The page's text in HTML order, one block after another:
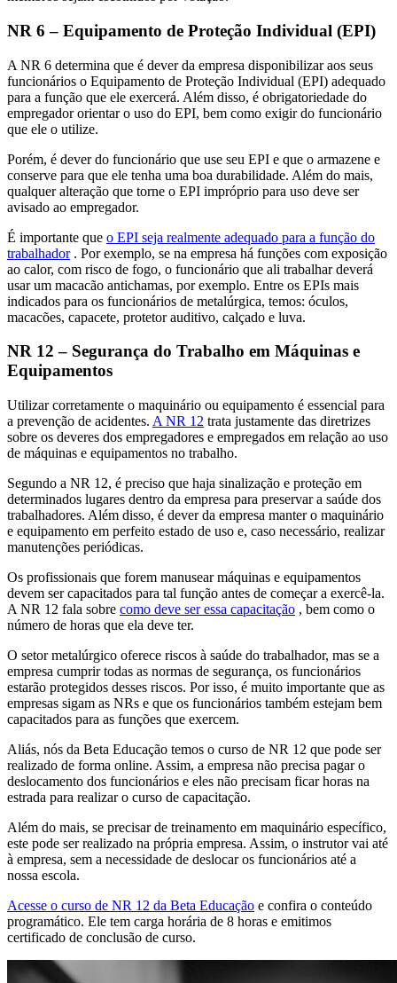
NR 6 – Equipamento de Proteção Individual (EPI)
A NR 6 determina que é dever da empresa disponibilizar aos seus
funcionários o Equipamento de Proteção Individual (EPI) adequado
para a função que ele exercerá. Além disso, é obrigatoriedade do
empregador orientar o uso do EPI, bem como exigir do funcionário
que ele o utilize.
Porém, é dever do funcionário que use seu EPI e que o armazene e
conserve para que ele tenha uma boa durabilidade. Além do mais,
qualquer alteração que torne o EPI impróprio para uso deve ser
avisado ao empregador.
É importante que o EPI seja realmente adequado para a função do
trabalhador. Por exemplo, se na empresa há funções com exposição
ao calor, com risco de fogo, o funcionário que ali trabalhar deverá
usar um macacão antichamas, por exemplo. Entre os EPIs mais
indicados para os funcionários de metalúrgica, temos: óculos,
macacões, capacete, protetor auditivo, calçado e luva.
NR 12 – Segurança do Trabalho em Máquinas e
Equipamentos
Utilizar corretamente o maquinário ou equipamento é essencial para
a prevenção de acidentes. A NR 12 trata justamente das diretrizes
sobre os deveres dos empregadores e empregados em relação ao uso
de máquinas e equipamentos no trabalho.
Segundo a NR 12, é preciso que haja sinalização e proteção em
determinados lugares dentro da empresa para preservar a saúde dos
trabalhadores. Além disso, é dever da empresa manter o maquinário
e equipamento em perfeito estado de uso e, caso necessário, realizar
manutenções periódicas.
Os profissionais que forem manusear máquinas e equipamentos
devem ser capacitados para tal função antes de começar a exercê-la.
A NR 12 fala sobre como deve ser essa capacitação , bem como o
número de horas que ela deve ter.
O setor metalúrgico oferece riscos à saúde do trabalhador, mas se a
empresa cumprir todas as normas de segurança, os funcionários
estarão protegidos desses riscos. Por isso, é muito importante que as
empresas sigam as NRs e que os funcionários também estejam bem
capacitados para as funções que exercem.
Aliás, nós da Beta Educação temos o curso de NR 12 que pode ser
realizado de forma online. Assim, a empresa não precisa pagar o
deslocamento dos funcionários e eles não precisam ficar horas na
estrada para realizar o curso de capacitação.
Além do mais, se precisar de treinamento em maquinário específico,
este pode ser realizado na própria empresa. Assim, o instrutor vai até
à empresa, sem a necessidade de deslocar os funcionários até a
nossa escola.
Acesse o curso de NR 12 da Beta Educação e confira o conteúdo
programático. Ele tem carga horária de 8 horas e emitimos
certificado de conclusão de curso.